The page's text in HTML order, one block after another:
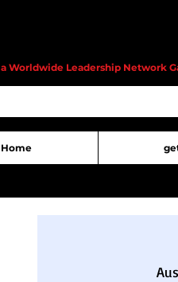
a Worldwide Leadership Network
Home